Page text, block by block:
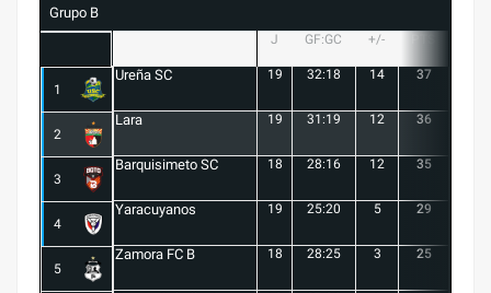
Grupo B
J GF:GC +/-
1
Ureña SC 19 32:18 14 37
2
Lara 19 31:19 12 36
3
Barquisimeto SC 18 28:16 12 35
4
Yaracuyanos 19 25:20 5 29
5
Zamora FC B 18 28:25 3 25